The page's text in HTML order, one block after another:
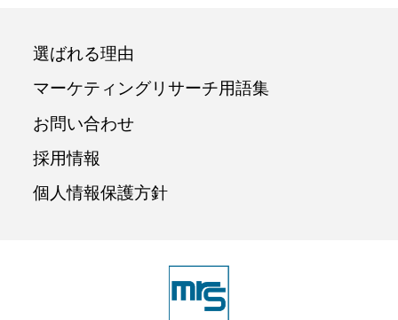
選ばれる理由
マーケティングリサーチ用語集
お問い合わせ
採用情報
個人情報保護方針